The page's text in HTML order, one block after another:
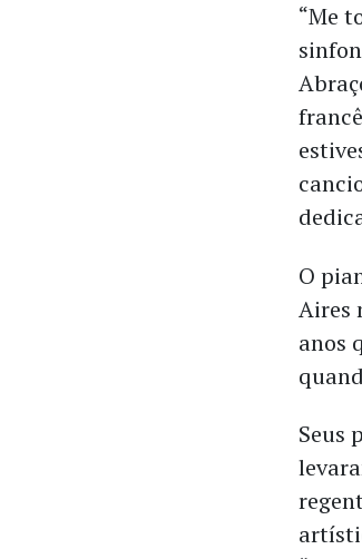
“Me
O
Aires
anos
Seus